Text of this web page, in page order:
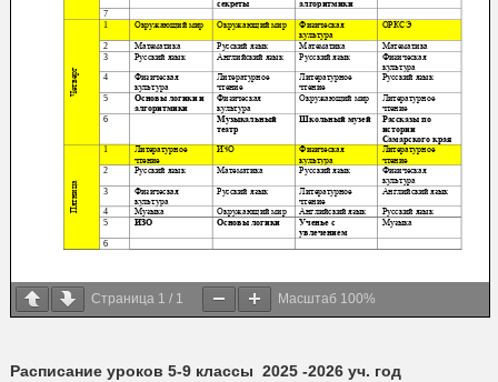
Страница 1 / 1 Масштаб 100%
Расписание уроков 5-9 классы 2025 -2026 уч. год